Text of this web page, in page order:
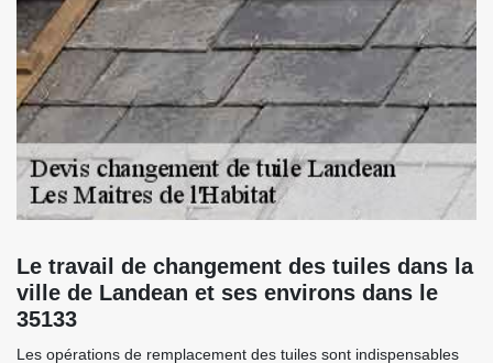
Le travail de changement des tuiles dans la
ville de Landean et ses environs dans le
35133
Les opérations de remplacement des tuiles sont indispensables